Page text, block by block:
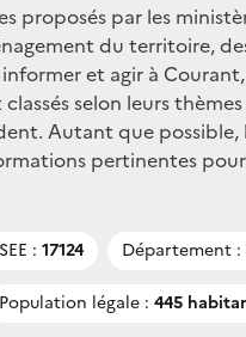
proposés par les
du territoire,
et agir à
selon leurs
Autant que possible,
pertinentes
: 17124 Département :
Population légale : 445